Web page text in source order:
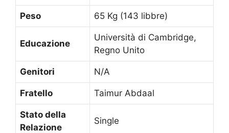
Peso 65 Kg (143 libbre)
Educazione
Università di Cambridge,
Regno Unito
Genitori N/A
Fratello Taimur Abdaal
Stato della
Relazione
Single